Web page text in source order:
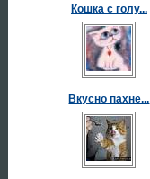
Кошка с голу...
Вкусно пахне...